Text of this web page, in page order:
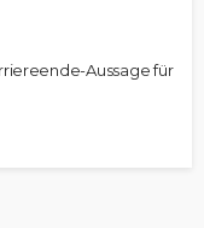
Aussage für